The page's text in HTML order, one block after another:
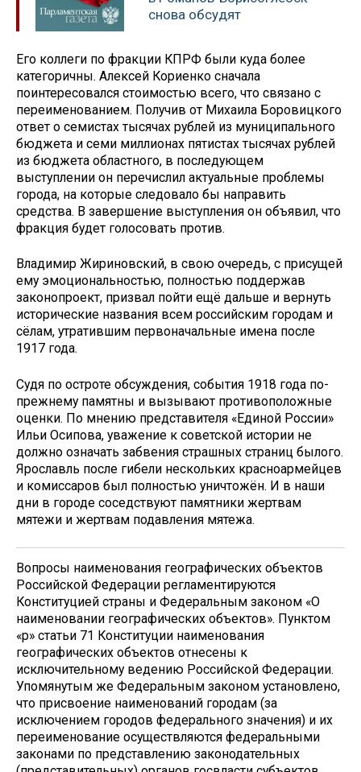
снова обсудят
Его коллеги по фракции КПРФ были куда более
категоричны. Алексей Кориенко сначала
поинтересовался стоимостью всего, что связано с
переименованием. Получив от Михаила Боровицкого
ответ о семистах тысячах рублей из муниципального
бюджета и семи миллионах пятистах тысячах рублей
из бюджета областного, в последующем
выступлении он перечислил актуальные проблемы
города, на которые следовало бы направить
средства. В завершение выступления он объявил, что
фракция будет голосовать против.
Владимир Жириновский, в свою очередь, с присущей
ему эмоциональностью, полностью поддержав
законопроект, призвал пойти ещё дальше и вернуть
исторические названия всем российским городам и
сёлам, утратившим первоначальные имена после
1917 года.
Судя по остроте обсуждения, события 1918 года по-
прежнему памятны и вызывают противоположные
оценки. По мнению представителя «Единой России»
Ильи Осипова, уважение к советской истории не
должно означать забвения страшных страниц былого.
Ярославль после гибели нескольких красноармейцев
и комиссаров был полностью уничтожён. И в наши
дни в городе соседствуют памятники жертвам
мятежи и жертвам подавления мятежа.
Вопросы наименования географических объектов
Российской Федерации регламентируются
Конституцией страны и Федеральным законом «О
наименовании географических объектов». Пунктом
«р» статьи 71 Конституции наименования
географических объектов отнесены к
исключительному ведению Российской Федерации.
Упомянутым же Федеральным законом установлено,
что присвоение наименований городам (за
исключением городов федерального значения) и их
переименование осуществляются федеральными
законами по представлению законодательных